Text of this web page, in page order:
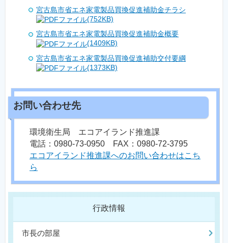
宮古島市省エネ家電製品買換促進補助金チラシ
(752KB)
宮古島市省エネ家電製品買換促進補助金概要
(1409KB)
宮古島市省エネ家電製品買換促進補助交付要綱
(1373KB)
環境衛生局 エコアイランド推進課
電話：0980-73-0950 FAX：0980-72-3795
エコアイランド推進課へのお問い合わせはこち
ら
行政情報
市長の部屋